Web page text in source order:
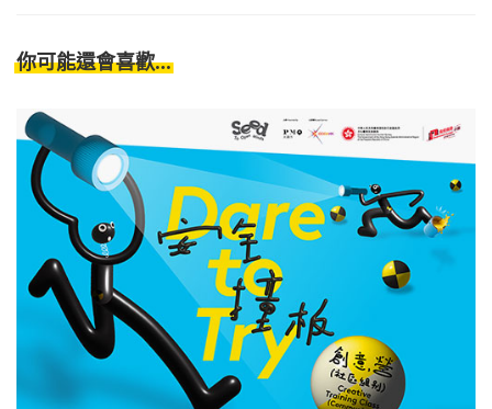
你可能還會喜歡...